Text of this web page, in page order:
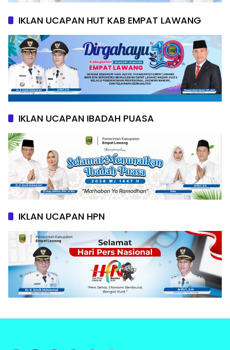
IKLAN UCAPAN HUT KAB EMPAT LAWANG
IKLAN UCAPAN IBADAH PUASA
IKLAN UCAPAN HPN